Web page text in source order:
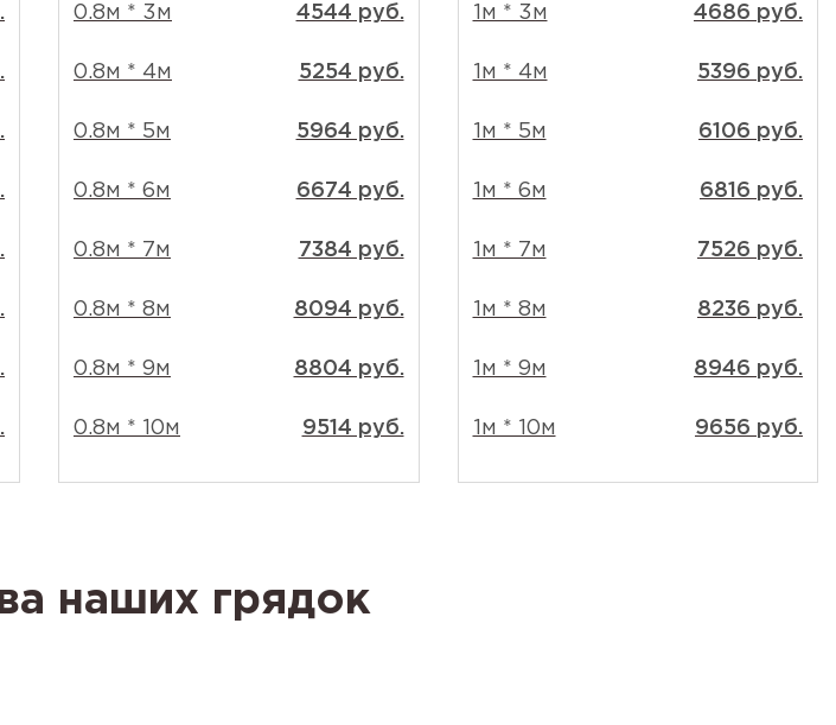
0.8м * 3м 4544 руб.
0.8м * 4м 5254 руб.
0.8м * 5м 5964 руб.
0.8м * 6м 6674 руб.
0.8м * 7м 7384 руб.
0.8м * 8м 8094 руб.
0.8м * 9м 8804 руб.
0.8м * 10м 9514 руб.
1м * 3м 4686 руб.
1м * 4м 5396 руб.
1м * 5м 6106 руб.
1м * 6м 6816 руб.
1м * 7м 7526 руб.
1м * 8м 8236 руб.
1м * 9м 8946 руб.
1м * 10м 9656 руб.
наших грядок